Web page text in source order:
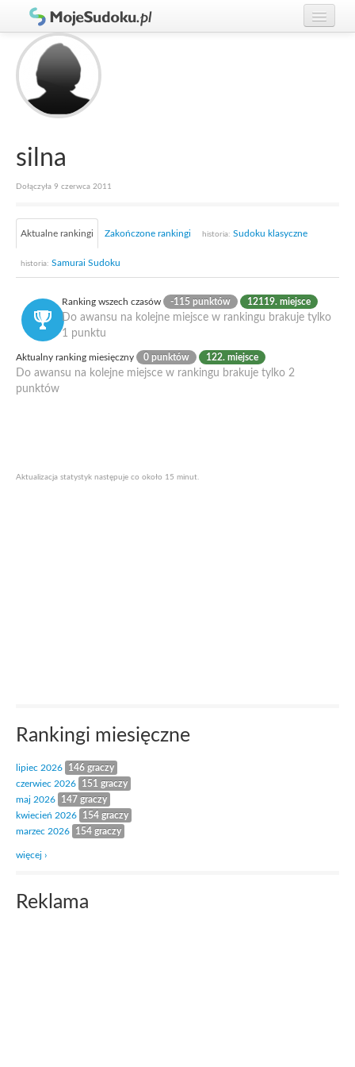
Graj w Sudoku!
Zasady Sudoku
Rankingi
Gracze
silna
Dołączyła 9 czerwca 2011
Aktualne rankingi Zakończone rankingi historia: Sudoku klasyczne
historia: Samurai Sudoku
Ranking wszech czasów -115 punktów 12119. miejsce
Do awansu na kolejne miejsce w rankingu brakuje tylko
1 punktu
Aktualny ranking miesięczny 0 punktów 122. miejsce
Do awansu na kolejne miejsce w rankingu brakuje tylko 2
punktów
Aktualizacja statystyk następuje co około 15 minut.
Rankingi miesięczne
lipiec 2026
146 graczy
czerwiec 2026
151 graczy
maj 2026
147 graczy
kwiecień 2026
154 graczy
marzec 2026
154 graczy
więcej ›
Reklama